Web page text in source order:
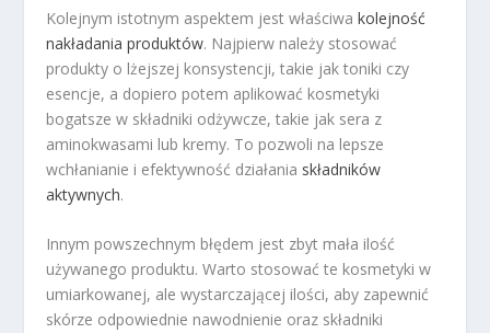
Kolejnym istotnym aspektem jest właściwakolejność
nakładania produktów. Najpierw należy stosować
produkty o lżejszej konsystencji, takie jak toniki czy
esencje, a dopiero potem aplikować kosmetyki
bogatsze w składniki odżywcze, takie jak sera z
aminokwasami lub kremy. To pozwoli na lepsze
wchłanianie i efektywność działania składników
aktywnych.
Innym powszechnym błędem jest zbyt mała ilość
używanego produktu. Warto stosować te kosmetyki w
umiarkowanej, ale wystarczającej ilości, aby zapewnić
skórze odpowiednie nawodnienie oraz składniki